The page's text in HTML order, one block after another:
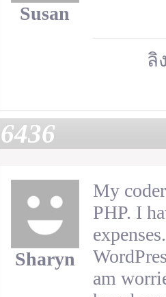
Susan
ลิ
6436
Sharyn
My
PHP. I
am